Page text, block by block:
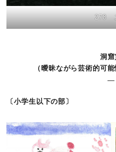
278
洞窟
（曖昧ながら芸術的可
〔小学生以下の部〕